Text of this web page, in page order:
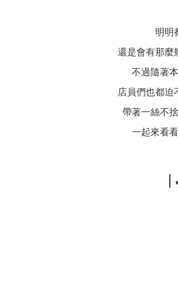
明明
還是會有那麼
不過隨著
店員們也都迫
帶著一絲不
一起來看
|